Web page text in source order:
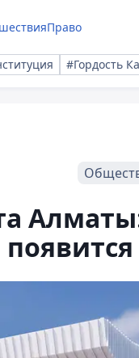
Право
#Гордость